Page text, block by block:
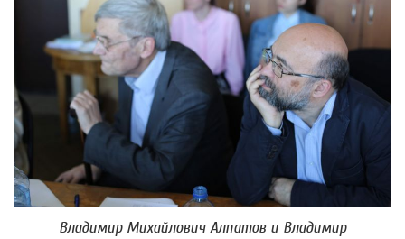
Владимир Михайлович Алпатов и Владимир